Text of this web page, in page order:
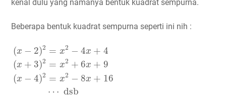
kenal dulu yang namanya bentuk kuadrat sempurna.
Beberapa bentuk kuadrat sempurna seperti ini nih :
(x − 2)2 = x2 − 4x + 4
(x + 3)2 = x2 + 6x + 9
(x − 4)2 = x2 − 8x + 16
⋯ dsb
x 2=x 4x ( 2